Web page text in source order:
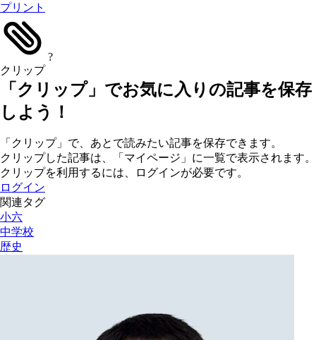
プリント
クリップ
?
「クリップ」でお気に入りの記事を保存
しよう！
「クリップ」で、あとで読みたい記事を保存できます。
クリップした記事は、「マイページ」に一覧で表示されます。
クリップを利用するには、ログインが必要です。
ログイン
関連タグ
小六
中学校
歴史